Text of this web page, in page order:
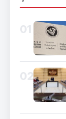
01
02